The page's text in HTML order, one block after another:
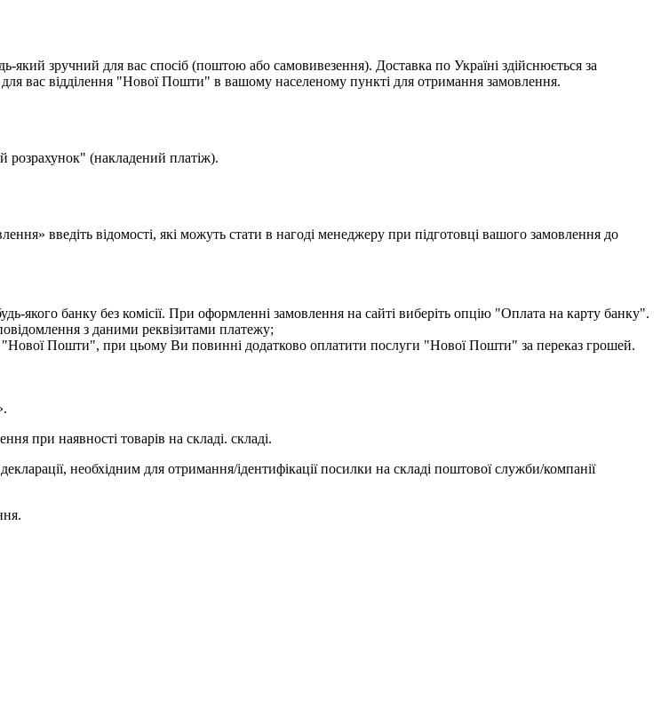
який зручний для вас спосіб (поштою або самовивезення). Доставка по Україні здійснюється за
вас відділення "Нової Пошти" в вашому населеному пункті для отримання замовлення.
розрахунок" (накладений платіж).
введіть відомості, які можуть стати в нагоді менеджеру при підготовці вашого замовлення до
якого банку без комісії. При оформленні замовлення на сайті виберіть опцію "Оплата на карту банку".
з даними реквізитами платежу;
"Нової Пошти", при цьому Ви повинні додатково оплатити послуги "Нової Пошти" за переказ грошей.
при наявності товарів на складі. складі.
необхідним для отримання/ідентифікації посилки на складі поштової служби/компанії